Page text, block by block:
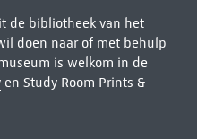
de bibliotheek van het
doen naar of met behulp
is welkom in de
en Study Room Prints &